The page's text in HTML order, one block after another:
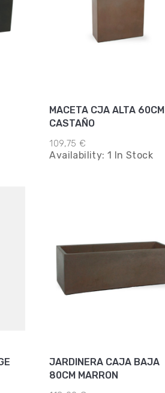
MACETA CJA ALTA 60CM
CASTAÑO
109,75 €
Availability: 1 In Stock
JARDINERA CAJA BAJA
80CM MARRON